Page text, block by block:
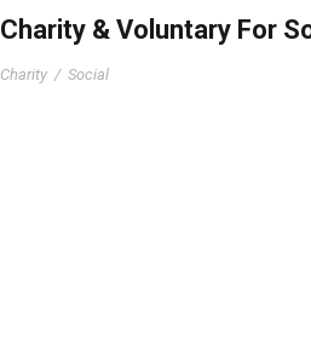
Charity & Voluntary For
Charity / Social